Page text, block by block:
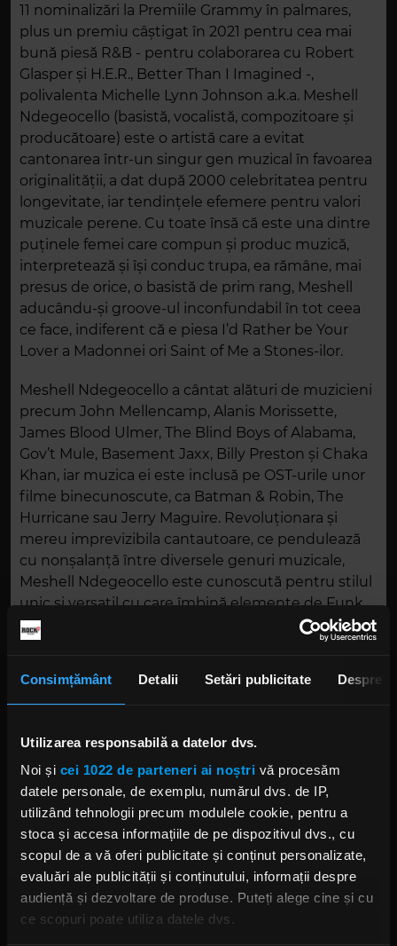
Consimțământ Detalii Setări publicitate Despre
Utilizarea responsabilă a datelor dvs.
Noi și cei 1022 de parteneri ai noștri vă procesăm
datele personale, de exemplu, numărul dvs. de IP,
utilizând tehnologii precum modulele cookie, pentru a
stoca și accesa informațiile de pe dispozitivul dvs., cu
scopul de a vă oferi publicitate și conținut personalizate,
evaluări ale publicității și conținutului, informații despre
audiență și dezvoltare de produse. Puteți alege cine și cu
ce scopuri poate utiliza datele dvs.
11 nominalizări la Premiile Grammy în palmares,
plus un premiu câștigat în 2021 pentru cea mai
bună piesă R&B - pentru colaborarea cu Robert
Glasper și H.E.R., Better Than I Imagined -,
polivalenta Michelle Lynn Johnson a.k.a. Meshell
Ndegeocello (basistă, vocalistă, compozitoare şi
producătoare) este o artistă care a evitat
cantonarea într-un singur gen muzical în favoarea
originalităţii, a dat după 2000 celebritatea pentru
longevitate, iar tendințele efemere pentru valori
muzicale perene. Cu toate însă că este una dintre
puținele femei care compun și produc muzică,
interpretează și îşi conduc trupa, ea rămâne, mai
presus de orice, o basistă de prim rang, Meshell
aducându-şi groove-ul inconfundabil în tot ceea
ce face, indiferent că e piesa I’d Rather be Your
Lover a Madonnei ori Saint of Me a Stones-ilor.
Meshell Ndegeocello a cântat alături de muzicieni
precum John Mellencamp, Alanis Morissette,
James Blood Ulmer, The Blind Boys of Alabama,
Gov’t Mule, Basement Jaxx, Billy Preston și Chaka
Khan, iar muzica ei este inclusă pe OST-urile unor
filme binecunoscute, ca Batman & Robin, The
Hurricane sau Jerry Maguire. Revoluționara şi
mereu imprevizibila cantautoare, ce pendulează
cu nonşalanţă între diversele genuri muzicale,
Meshell Ndegeocello este cunoscută pentru stilul
unic și versatil cu care îmbină elemente de Funk,
Synthpop, Soul, Jazz, R&B, Hip-hop și Rock în
compozițiile sale, iar asta se reflectă pregnant
Book, despre care s-a scris că reprezintă o sinteză
naturală a tuturor sonorităţilor pe care le-a
concertul său din cadrul Bucharest Jazz Festival.
Text de IOAN BIG